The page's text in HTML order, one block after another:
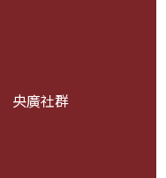
央廣社群